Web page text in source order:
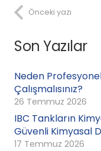
Önceki yazı
Son Yazılar
Neden
Çalışmalısınız?
26 Temmuz 2026
IBC Tankların
Güvenli Kimyasal
17 Temmuz 2026